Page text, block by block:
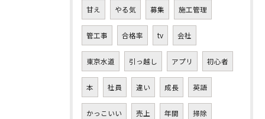
甘え やる気 募集 施工管理
管工事 合格率 tv 会社
東京水道 引っ越し アプリ 初心者
本 社員 違い 成長 英語
かっこいい 売上 年間 掃除